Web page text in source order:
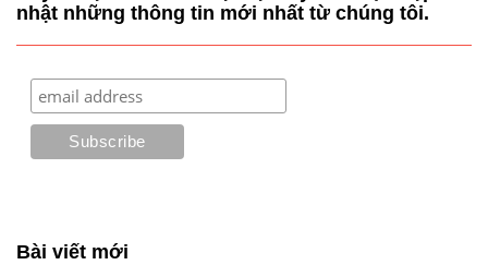
nhật những thông tin mới nhất từ chúng tôi.
Bài viết mới